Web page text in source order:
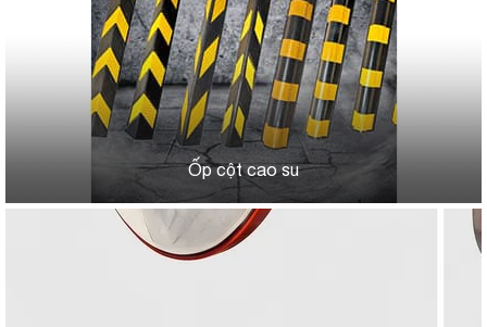
Ốp cột cao su